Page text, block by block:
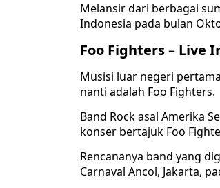
Melansir dari berbagai
Indonesia pada bulan
Foo Fighters – Live
Musisi luar negeri
nanti adalah Foo Fighters.
Band Rock asal Amerika
konser bertajuk Foo
Rencananya band yang
Carnaval Ancol, Jakarta,